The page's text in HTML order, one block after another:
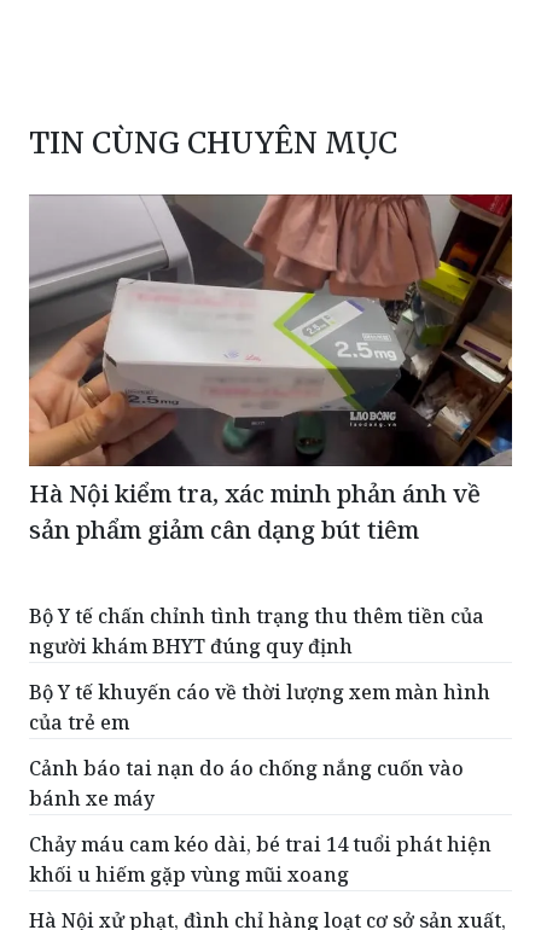
TIN CÙNG CHUYÊN MỤC
sản phẩm giảm cân dạng bút tiêm
Bộ Y tế chấn chỉnh tình trạng thu thêm tiền của
người khám BHYT đúng quy định
Bộ Y tế khuyến cáo về thời lượng xem màn hình
của trẻ em
Cảnh báo tai nạn do áo chống nắng cuốn vào
bánh xe máy